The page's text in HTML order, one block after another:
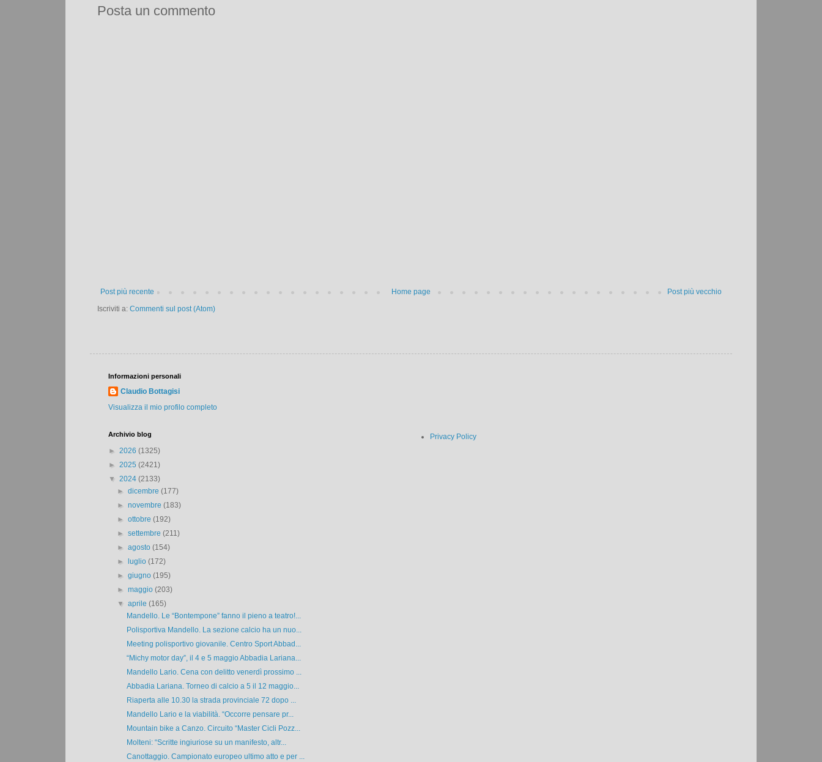
Posta un commento
Post più recente Post più vecchio
Home page
Iscriviti a: Commenti sul post (Atom)
Informazioni personali
Claudio Bottagisi
Visualizza il mio profilo completo
Archivio blog
► 2026 (1325)
► 2025 (2421)
▼ 2024 (2133)
►dicembre(177)
►novembre(183)
►ottobre(192)
►settembre(211)
►agosto(154)
►
luglio(172)
►giugno(195)
►maggio(203)
▼aprile(165)
Mandello. Le “Bontempone” fanno il pieno a teatro!...
Polisportiva Mandello. La sezione calcio ha un nuo...
Meeting polisportivo giovanile. Centro Sport Abbad...
“Michy motor day”, il 4 e 5 maggio Abbadia Lariana...
Mandello Lario. Cena con delitto venerdì prossimo ...
Abbadia Lariana. Torneo di calcio a 5 il 12 maggio...
Riaperta alle 10.30 la strada provinciale 72 dopo ...
Mandello Lario e la viabilità. “Occorre pensare pr...
Mountain bike a Canzo. Circuito “Master Cicli Pozz...
Molteni: “Scritte ingiuriose su un manifesto, altr...
Canottaggio. Campionato europeo ultimo atto e per ...
Privacy Policy